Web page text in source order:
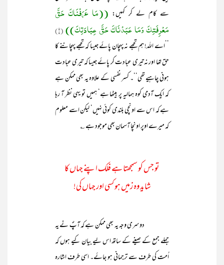
سے کام لے کر کہیں: ((مَا عَرَفْنَاکَ حَقَّ
مَعْرِفَتِکَ وَمَا عَبَدْنَاکَ حَقَّ عِبَادَتِکَ))(۱)
’’اے اللہ! ہم تجھے نہ پہچان پائے جیسا کہ تجھے پہچاننے کا
حق تھا اور نہ تیری عبادت کر پائے جیسا کہ تیری عبادت
ہونی چاہیے تھی‘‘۔ کسر نفسی کے علاوہ یہ بھی ممکن ہے
کہ ایک آدمی کوہ ہمالیہ پر بیٹھا ہے‘ ہمیں تو یہی نظر آ رہا
ہے کہ اس سے اونچی بلندی کوئی نہیں‘ لیکن اسے معلوم
کہ میرے اوپر اونچا آسمان بھی موجود ہے ؎
تو جس کو سمجھتا ہے فلک اپنے جہاں کا
شاید وہ زمیں ہو کسی اور جہاں کی!
دوسری وجہ یہ بھی ممکن ہے کہ آپؐ نے یہ
جملے جمع کے صیغے کے ساتھ اس لیے بیان کیے ہوں کہ
اُمت کی طرف سے ترجمانی ہو جائے۔ اسی طرف اشارہ